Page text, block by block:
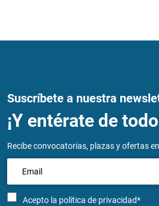
Suscríbete a nuestra
¡Y entérate de
Recibe convocatorias, plazas y ofertas
Acepto la política de privacidad*